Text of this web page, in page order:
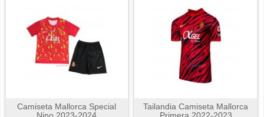
Camiseta Mallorca Special
Tailandia Camiseta Mallorca